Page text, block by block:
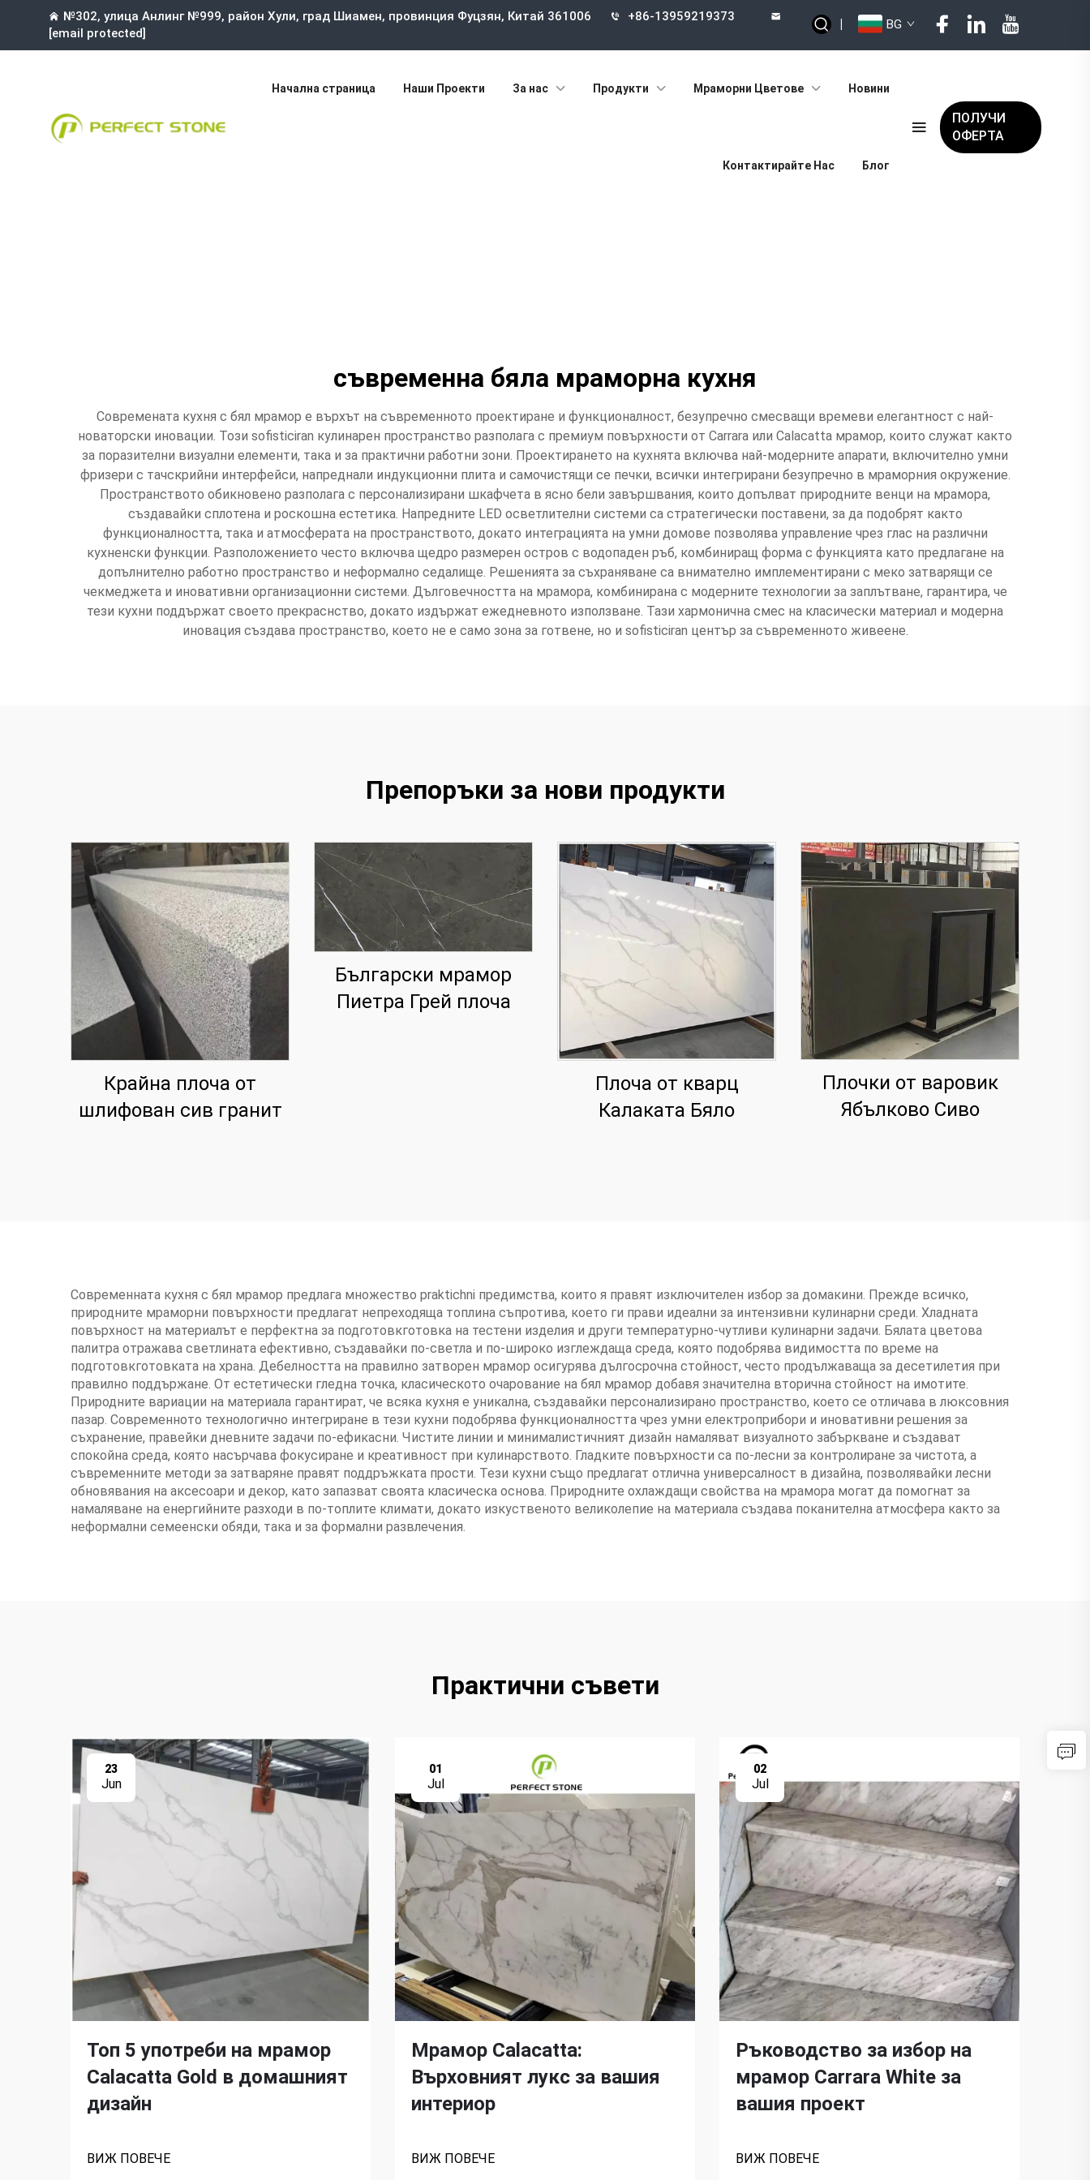
№302, улица Анлинг №999, район Хули, град Шиамен, провинция Фуцзян, Китай 361006
+86-13959219373
[email protected]
| BG
Начална страница Наши Проекти За нас Продукти Мраморни Цветове Новини
Контактирайте Нас Блог
ПОЛУЧИ
ОФЕРТА
съвременна бяла мраморна кухня
Современата кухня с бял мрамор е върхът на съвременното проектиране и функционалност, безупречно смесващи времеви елегантност с най-
новаторски иновации. Този sofisticiran кулинарен пространство разполага с премиум повърхности от Carrara или Calacatta мрамор, които служат както
за поразителни визуални елементи, така и за практични работни зони. Проектирането на кухнята включва най-модерните апарати, включително умни
фризери с тачскрийни интерфейси, напреднали индукционни плита и самочистящи се печки, всички интегрирани безупречно в мраморния окружение.
Пространството обикновено разполага с персонализирани шкафчета в ясно бели завършвания, които допълват природните венци на мрамора,
създавайки сплотена и роскошна естетика. Напредните LED осветлителни системи са стратегически поставени, за да подобрят както
функционалността, така и атмосферата на пространството, докато интеграцията на умни домове позволява управление чрез глас на различни
кухненски функции. Разположението често включва щедро размерен остров с водопаден ръб, комбиниращ форма с функцията като предлагане на
допълнително работно пространство и неформално седалище. Решенията за съхраняване са внимателно имплементирани с меко затварящи се
чекмеджета и иновативни организационни системи. Дълговечността на мрамора, комбинирана с модерните технологии за заплътване, гарантира, че
тези кухни поддържат своето прекраснство, докато издържат ежедневното използване. Тази хармонична смес на класически материал и модерна
иновация създава пространство, което не е само зона за готвене, но и sofisticiran център за съвременното живеене.
Препоръки за нови продукти
Крайна плоча от
шлифован сив гранит
Български мрамор
Пиетра Грей плоча
Плоча от кварц
Калаката Бяло
Плочки от варовик
Ябълково Сиво
Современната кухня с бял мрамор предлага множество praktichni предимства, които я правят изключителен избор за домакини. Прежде всичко,
природните мраморни повърхности предлагат непреходяща топлина съпротива, което ги прави идеални за интензивни кулинарни среди. Хладната
повърхност на материалът е перфектна за подготовкготовка на тестени изделия и други температурно-чутливи кулинарни задачи. Бялата цветова
палитра отражава светлината ефективно, създавайки по-светла и по-широко изглеждаща среда, която подобрява видимостта по време на
подготовкготовката на храна. Дебелността на правилно затворен мрамор осигурява дългосрочна стойност, често продължаваща за десетилетия при
правилно поддържане. От естетически гледна точка, класическото очарование на бял мрамор добавя значителна вторична стойност на имотите.
Природните вариации на материала гарантират, че всяка кухня е уникална, създавайки персонализирано пространство, което се отличава в люксовния
пазар. Современното технологично интегриране в тези кухни подобрява функционалността чрез умни електроприбори и иновативни решения за
съхранение, правейки дневните задачи по-ефикасни. Чистите линии и минималистичният дизайн намаляват визуалното забъркване и създават
спокойна среда, която насърчава фокусиране и креативност при кулинарството. Гладките повърхности са по-лесни за контролиране за чистота, а
съвременните методи за затваряне правят поддръжката прости. Тези кухни също предлагат отлична универсалност в дизайна, позволявайки лесни
обновявания на аксесоари и декор, като запазват своята класическа основа. Природните охлаждащи свойства на мрамора могат да помогнат за
намаляване на енергийните разходи в по-топлите климати, докато изкуственото великолепие на материала създава поканителна атмосфера както за
неформални семеенски обяди, така и за формални развлечения.
Практични съвети
23
Jun
Топ 5 употреби на мрамор
Calacatta Gold в домашният
дизайн
ВИЖ ПОВЕЧЕ
01
Jul
Мрамор Calacatta:
Върховният лукс за вашия
интериор
ВИЖ ПОВЕЧЕ
02
Jul
Ръководство за избор на
мрамор Carrara White за
вашия проект
ВИЖ ПОВЕЧЕ